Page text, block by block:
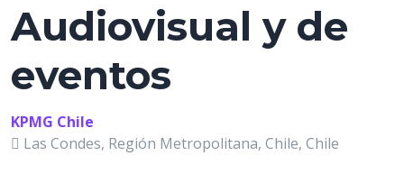
Audiovisual y de
eventos
KPMG Chile
Las Condes, Región Metropolitana, Chile, Chile